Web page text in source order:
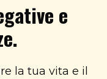
e
la tua vita e il